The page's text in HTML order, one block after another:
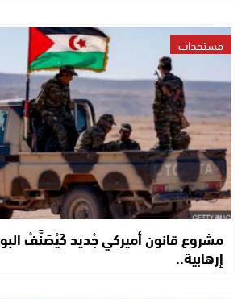
مستجدات
مشروع قانون أميركي جْديد كَيْصَنَّفْ
إرهابية..